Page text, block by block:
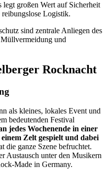
legt großen Wert auf Sicherheit
Logistik.
sind zentrale Anliegen des
und
Rocknacht
als kleines, lokales Event und
bedeutenden Festival
jedes Wochenende in einer
Zelt gespielt und dabei
die ganze Szene befruchtet.
Austausch unter den Musikern
Made in Germany.